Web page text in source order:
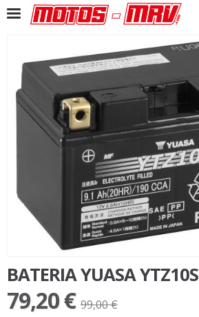
BATERIA YUASA YTZ10S
79,20 € 99,00 €